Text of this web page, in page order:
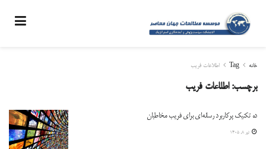
خانه Tag اطلاعات فریب
برچسب:اطلاعات فریب
ده تکنیک پرکاربرد رسانه‌ای برای فریب مخاطبان
تیر ۸, ۱۴۰۵